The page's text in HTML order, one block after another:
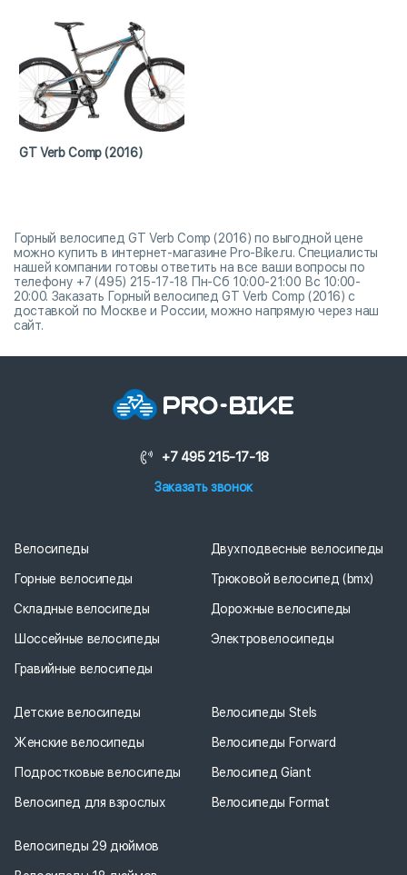
GT Verb Comp (2016)
Горный велосипед GT Verb Comp (2016) по выгодной цене
можно купить в интернет-магазине Pro-Bike.ru. Специалисты
нашей компании готовы ответить на все ваши вопросы по
телефону +7 (495) 215-17-18 Пн-Сб 10:00-21:00 Вс 10:00-
20:00. Заказать Горный велосипед GT Verb Comp (2016) с
доставкой по Москве и России, можно напрямую через наш
сайт.
+7 495 215-17-18
Заказать звонок
Велосипеды
Горные велосипеды
Складные велосипеды
Шоссейные велосипеды
Гравийные велосипеды
Двухподвесные велосипеды
Трюковой велосипед (bmx)
Дорожные велосипеды
Электровелосипеды
Детские велосипеды
Женские велосипеды
Подростковые велосипеды
Велосипед для взрослых
Велосипеды Stels
Велосипеды Forward
Велосипед Giant
Велосипеды Format
Велосипеды 29 дюймов